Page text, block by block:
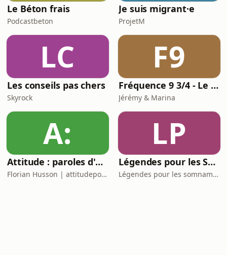
Le Béton frais
Podcastbeton
Je suis migrant·e
ProjetM
LC
Les conseils pas chers
Skyrock
F9
Fréquence 9 3/4 - Le podcast Harry Potter chapitre par chapitre
Jérémy & Marina
A:
Attitude : paroles d'un hypersensible.
Florian Husson | attitudepodcast_
LP
Légendes pour les Somnambules - Mythes et Histoires pour dormir
Légendes pour les somnambules